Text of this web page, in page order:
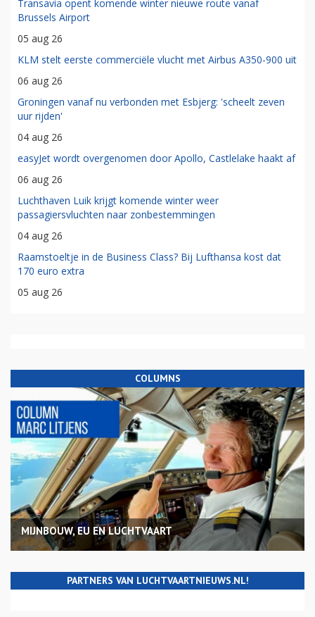
Transavia opent komende winter nieuwe route vanaf
Brussels Airport
05 aug 26
KLM stelt eerste commerciële vlucht met Airbus A350-900 uit
06 aug 26
Groningen vanaf nu verbonden met Esbjerg: 'scheelt zeven
uur rijden'
04 aug 26
easyJet wordt overgenomen door Apollo, Castlelake haakt af
06 aug 26
Luchthaven Luik krijgt komende winter weer
passagiersvluchten naar zonbestemmingen
04 aug 26
Raamstoeltje in de Business Class? Bij Lufthansa kost dat
170 euro extra
05 aug 26
COLUMNS
MIJNBOUW, EU EN LUCHTVAART
PARTNERS VAN LUCHTVAARTNIEUWS.NL!